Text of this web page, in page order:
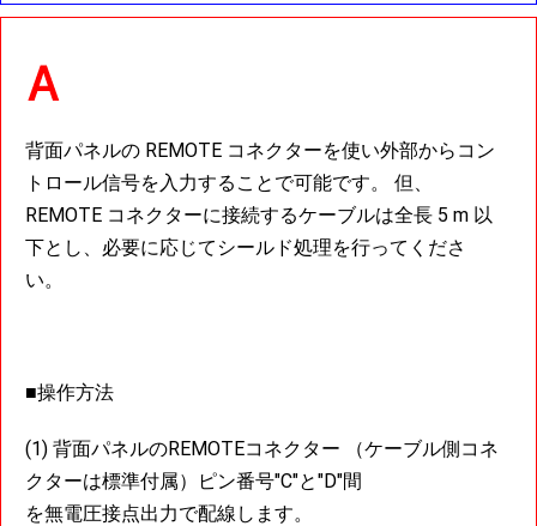
背面パネルの REMOTE コネクターを使い外部からコン
トロール信号を入力することで可能です。 但、
REMOTE コネクターに接続するケーブルは全長 5 m 以
下とし、必要に応じてシールド処理を行ってくださ
い。
■操作方法
(1) 背面パネルのREMOTEコネクター （ケーブル側コネ
クターは標準付属）ピン番号"C"と"D"間
を無電圧接点出力で配線します。